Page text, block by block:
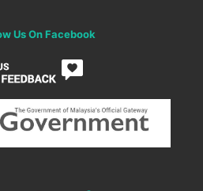
Us On Facebook